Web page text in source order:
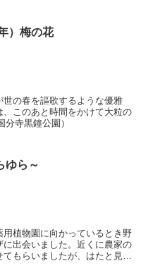
）梅の花
の春を謳歌するような優雅
このあと時間をかけて大粒の
寺黒鐘公園）
ゆら～
植物園に向かっているとき野
出会いました。近くに農家の
もらいましたが、はたと見れ